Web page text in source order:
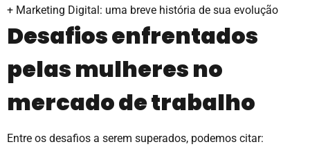
+ Marketing Digital: uma breve história de sua evolução
Desafios enfrentados
pelas mulheres no
mercado de trabalho
Entre os desafios a serem superados, podemos citar: